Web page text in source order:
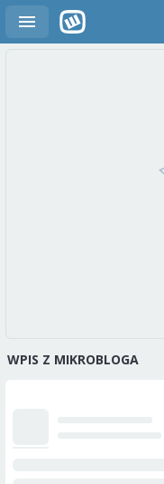
WPIS Z MIKROBLOGA